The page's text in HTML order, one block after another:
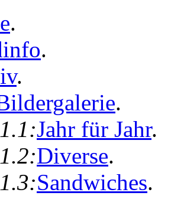
.
.
.
.
Jahr für Jahr.
Diverse.
Sandwiches.